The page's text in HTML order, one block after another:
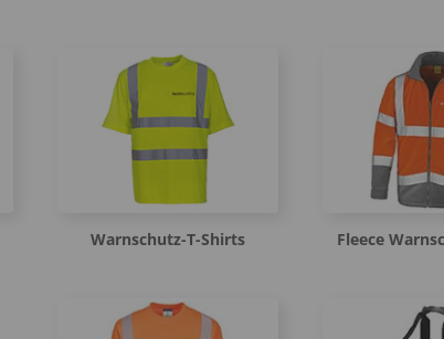
Warnschutz-T-Shirts Fleece